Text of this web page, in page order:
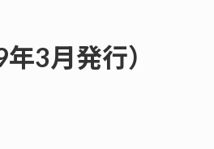
3月発行）